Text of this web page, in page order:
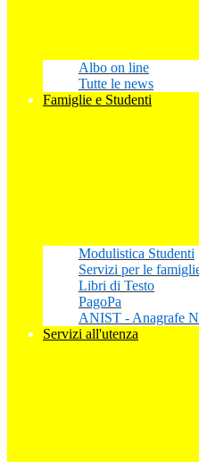
Albo on line
Tutte le news
Famiglie e Studenti
Modulistica Studenti
Servizi per le
Libri di Testo
PagoPa
ANIST - Anagrafe
Servizi all'utenza